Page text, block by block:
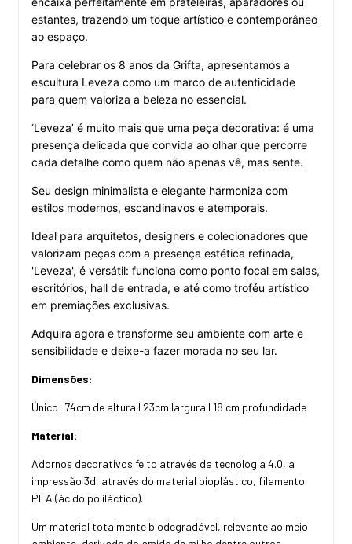
estantes, trazendo um toque artístico e contemporâneo
ao espaço.
Para celebrar os 8 anos da Grifta, apresentamos a
escultura Leveza como um marco de autenticidade
para quem valoriza a beleza no essencial.
‘Leveza’ é muito mais que uma peça decorativa: é uma
presença delicada que convida ao olhar que percorre
cada detalhe como quem não apenas vê, mas sente.
Seu design minimalista e elegante harmoniza com
estilos modernos, escandinavos e atemporais.
Ideal para arquitetos, designers e colecionadores que
valorizam peças com a presença estética refinada,
'Leveza', é versátil: funciona como ponto focal em salas,
escritórios, hall de entrada, e até como troféu artístico
em premiações exclusivas.
Adquira agora e transforme seu ambiente com arte e
sensibilidade e deixe-a fazer morada no seu lar.
Dimensões:
Único: 74cm de altura I 23cm largura I 18 cm profundidade
Material:
Adornos decorativos feito através da tecnologia 4.0, a
impressão 3d, através do material bioplástico, filamento
PLA (ácido poliláctico).
Um material totalmente biodegradável, relevante ao meio